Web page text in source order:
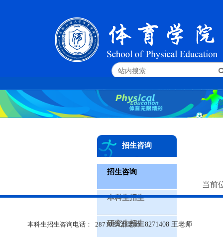
招生咨询
招生咨询
本科生招生
研究生招生
当前
本科生招生咨询电话： 2871084 邢老师8271408 王老师